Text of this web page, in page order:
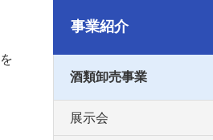
事業紹介
酒類卸売事業
展示会